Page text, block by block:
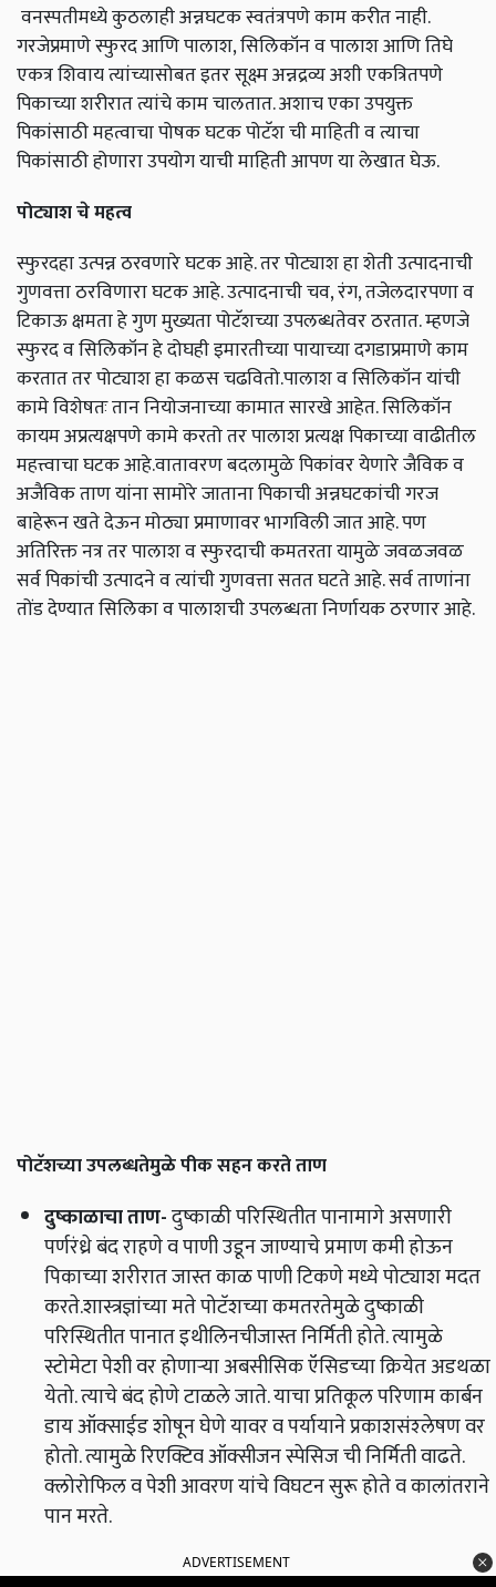
वनस्पतीमध्ये कुठलाही अन्नघटक स्वतंत्रपणे काम करीत नाही.
गरजेप्रमाणे स्फुरद आणि पालाश, सिलिकॉन व पालाश आणि तिघे
एकत्र शिवाय त्यांच्यासोबत इतर सूक्ष्म अन्नद्रव्य अशी एकत्रितपणे
पिकाच्या शरीरात त्यांचे काम चालतात. अशाच एका उपयुक्त
पिकांसाठी महत्वाचा पोषक घटक पोटॅश ची माहिती व त्याचा
पिकांसाठी होणारा उपयोग याची माहिती आपण या लेखात घेऊ.
पोट्याश चे महत्व
स्फुरदहा उत्पन्न ठरवणारे घटक आहे. तर पोट्याश हा शेती उत्पादनाची
गुणवत्ता ठरविणारा घटक आहे. उत्पादनाची चव, रंग, तजेलदारपणा व
टिकाऊ क्षमता हे गुण मुख्यता पोटॅशच्या उपलब्धतेवर ठरतात. म्हणजे
स्फुरद व सिलिकॉन हे दोघही इमारतीच्या पायाच्या दगडाप्रमाणे काम
करतात तर पोट्याश हा कळस चढवितो.पालाश व सिलिकॉन यांची
कामे विशेषतः तान नियोजनाच्या कामात सारखे आहेत. सिलिकॉन
कायम अप्रत्यक्षपणे कामे करतो तर पालाश प्रत्यक्ष पिकाच्या वाढीतील
महत्त्वाचा घटक आहे.वातावरण बदलामुळे पिकांवर येणारे जैविक व
अजैविक ताण यांना सामोरे जाताना पिकाची अन्नघटकांची गरज
बाहेरून खते देऊन मोठ्या प्रमाणावर भागविली जात आहे. पण
अतिरिक्त नत्र तर पालाश व स्फुरदाची कमतरता यामुळे जवळजवळ
सर्व पिकांची उत्पादने व त्यांची गुणवत्ता सतत घटते आहे. सर्व ताणांना
तोंड देण्यात सिलिका व पालाशची उपलब्धता निर्णायक ठरणार आहे.
पोटॅशच्या उपलब्धतेमुळे पीक सहन करते ताण
दुष्काळाचाताण-दुष्काळी परिस्थितीत पानामागे असणारी
पर्णरंध्रे बंद राहणे व पाणी उडून जाण्याचे प्रमाण कमी होऊन
पिकाच्या शरीरात जास्त काळ पाणी टिकणे मध्ये पोट्याश मदत
करते.शास्त्रज्ञांच्या मते पोटॅशच्या कमतरतेमुळे दुष्काळी
परिस्थितीत पानात इथीलिनचीजास्त निर्मिती होते. त्यामुळे
स्टोमेटा पेशी वर होणाऱ्या अबसीसिक ऍसिडच्या क्रियेत अडथळा
येतो. त्याचे बंद होणे टाळले जाते. याचा प्रतिकूल परिणाम कार्बन
डाय ऑक्साईड शोषून घेणे यावर व पर्यायाने प्रकाशसंश्‍लेषण वर
होतो. त्यामुळे रिएक्टिव ऑक्सीजन स्पेसिज ची निर्मिती वाढते.
क्लोरोफिल व पेशी आवरण यांचे विघटन सुरू होते व कालांतराने
पान मरते.
ADVERTISEMENT